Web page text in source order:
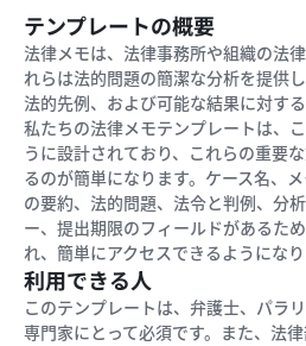
テンプレートの概要
法律メモは、法律事務所や組織の法
れらは法的問題の簡潔な分析を提供
法的先例、および可能な結果に対す
私たちの法律メモテンプレートは、
うに設計されており、これらの重要
るのが簡単になります。ケース名、
の要約、法的問題、法令と判例、分
ー、提出期限のフィールドがあるた
れ、簡単にアクセスできるようになり
利用できる人
このテンプレートは、弁護士、パラ
専門家にとって必須です。また、法